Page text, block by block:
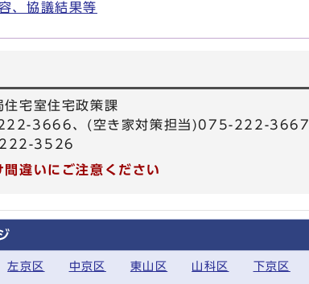
、協議結果等
宅室住宅政策課
3666、(空き家対策担当)075-222-3667
222-3526
違いにご注意ください
左京区 中京区 東山区 山科区 下京区